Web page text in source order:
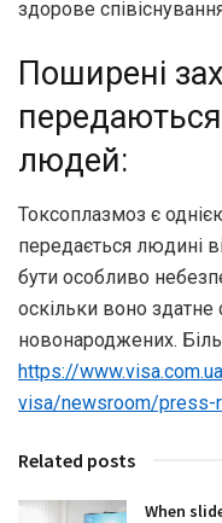
здорове
Поширені
передаються
людей:
Токсоплазмоз є
передається людині
бути особливо
оскільки воно
новонароджених.
https://
visa/newsroom/press-
Related posts
When